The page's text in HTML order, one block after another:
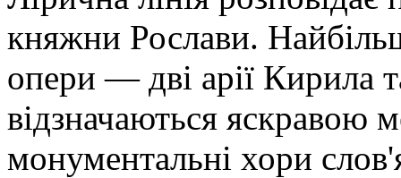
княжни Рослави.
опери — дві арії Кирила
відзначаються яскравою
монументальні хори